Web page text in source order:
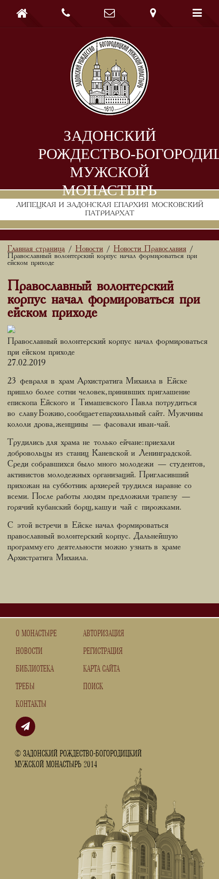
ЗАДОНСКИЙ
РОЖДЕСТВО-
МУЖСКОЙ
МОНАСТЫРЬ
ЛИПЕЦКАЯ И ЗАДОНСКАЯ ЕПАРХИЯ МОСКОВСКИЙ
ПАТРИАРХАТ
    
Главная страница / Новости / Новости Православия /
Православный волонтерский корпус начал формироваться при
ейском приходе
Православный волонтерский
корпус начал формироваться при
ейском приходе
Православный волонтерский корпус начал формироваться
при ейском приходе
27.02.2019
23 февраля в храм Архистратига Михаила в Ейске
пришло более сотни человек, принявших приглашение
епископа Ейского и Тимашевского Павла потрудиться
во славу Божию, сообщает епархиальный сайт. Мужчины
кололи дрова, женщины — фасовали иван-чай.
Трудились для храма не только ейчане: приехали
добровольцы из станиц Каневской и Ленинградской.
Среди собравшихся было много молодежи — студентов,
активистов молодежных организаций. Пригласивший
прихожан на субботник архиерей трудился наравне со
всеми. После работы людям предложили трапезу —
горячий кубанский борщ, кашу и чай с пирожками.
С этой встречи в Ейске начал формироваться
православный волонтерский корпус. Дальнейшую
программу его деятельности можно узнать в храме
Архистратига Михаила.
О МОНАСТЫРЕ
НОВОСТИ
БИБЛИОТЕКА
ТРЕБЫ
КОНТАКТЫ
© ЗАДОНСКИЙ РОЖДЕСТВО-БОГОРОДИЦКИЙ
МУЖСКОЙ МОНАСТЫРЬ 2014
АВТОРИЗАЦИЯ
РЕГИСТРАЦИЯ
КАРТА САЙТА
ПОИСК